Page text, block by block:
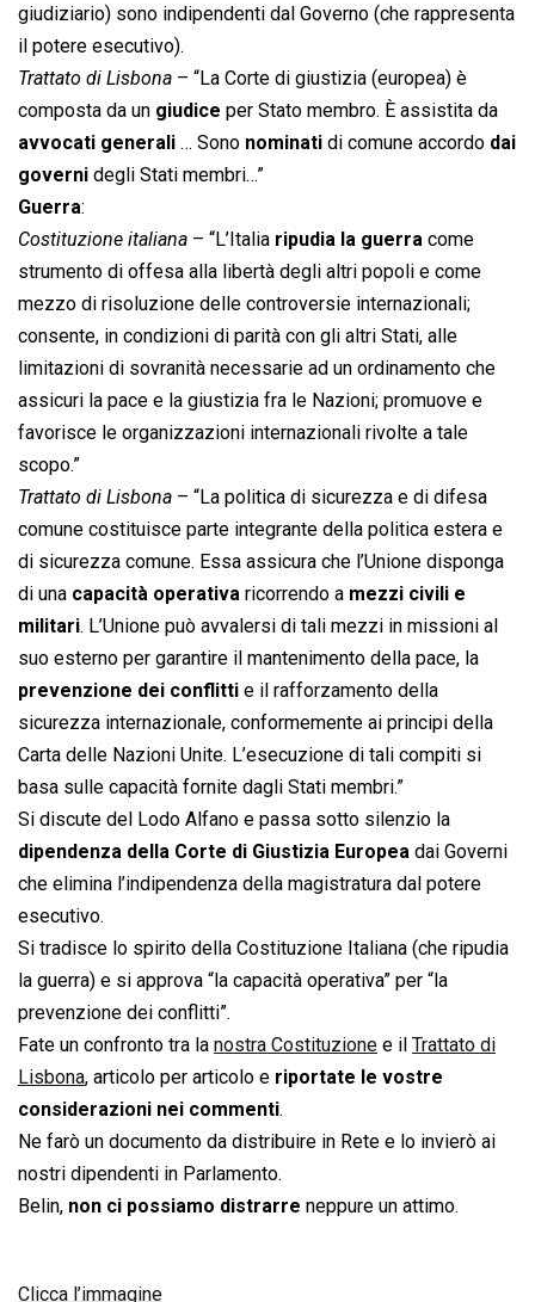
giudiziario) sono indipendenti dal Governo (che rappresenta
il potere esecutivo).
Trattato di Lisbona – “La Corte di giustizia (europea) è
composta da un giudice per Stato membro. È assistita da
avvocati generali … Sono nominati di comune accordo dai
governi degli Stati membri…”
Guerra:
Costituzione italiana – “L’Italia ripudia la guerra come
strumento di offesa alla libertà degli altri popoli e come
mezzo di risoluzione delle controversie internazionali;
consente, in condizioni di parità con gli altri Stati, alle
limitazioni di sovranità necessarie ad un ordinamento che
assicuri la pace e la giustizia fra le Nazioni; promuove e
favorisce le organizzazioni internazionali rivolte a tale
scopo.”
Trattato di Lisbona – “La politica di sicurezza e di difesa
comune costituisce parte integrante della politica estera e
di sicurezza comune. Essa assicura che l’Unione disponga
di una capacità operativa ricorrendo a mezzi civili e
militari. L’Unione può avvalersi di tali mezzi in missioni al
suo esterno per garantire il mantenimento della pace, la
prevenzione dei conflitti e il rafforzamento della
sicurezza internazionale, conformemente ai principi della
Carta delle Nazioni Unite. L’esecuzione di tali compiti si
basa sulle capacità fornite dagli Stati membri.”
Si discute del Lodo Alfano e passa sotto silenzio la
dipendenza della Corte di Giustizia Europea dai Governi
che elimina l’indipendenza della magistratura dal potere
esecutivo.
Si tradisce lo spirito della Costituzione Italiana (che ripudia
la guerra) e si approva “la capacità operativa” per “la
prevenzione dei conflitti”.
Fate un confronto tra la nostra Costituzione e il Trattato di
Lisbona, articolo per articolo e riportate le vostre
considerazioni nei commenti.
Ne farò un documento da distribuire in Rete e lo invierò ai
nostri dipendenti in Parlamento.
Belin, non ci possiamo distrarre neppure un attimo.
Clicca l’immagine